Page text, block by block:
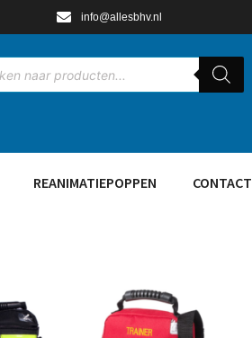
info@allesbhv.nl
REANIMATIEPOPPEN CONTACT